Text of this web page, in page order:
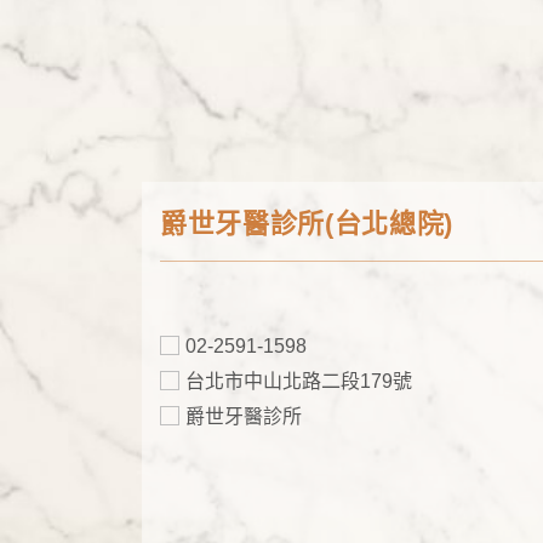
爵世牙醫診所(台北總院)
02-2591-1598
台北市中山北路二段179號
爵世牙醫診所